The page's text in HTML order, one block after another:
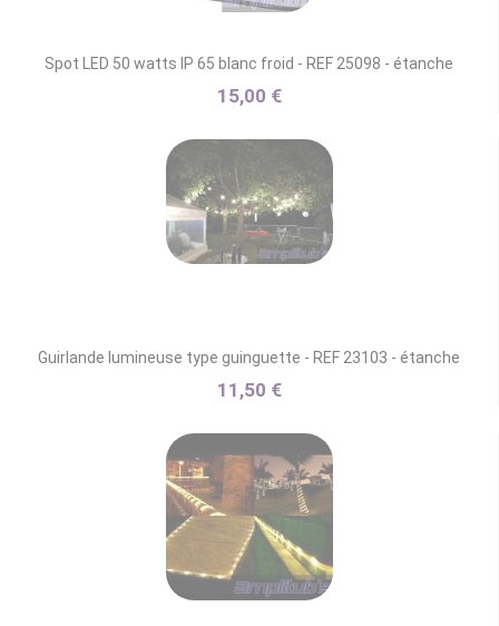
Spot LED 50 watts IP 65 blanc froid - REF 25098 - étanche
15,00 €
Guirlande lumineuse type guinguette - REF 23103 - étanche
11,50 €